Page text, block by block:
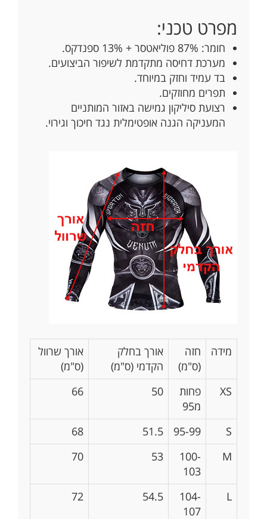
מפרט טכני:
חומר: 87% פוליאטסר + 13% ספנדקס.
מערכת דחיסה מתקדמת לשיפור הביצועים.
בד עמיד וחזק במיוחד.
תפרים מחוזקים.
רצועת סיליקון גמישה באזור המותניים
המעניקה הגנה אופטימלית נגד חיכוך וגירוי.
מידה
חזה
(ס"מ)
אורך בחלק
הקדמי (ס"מ)
אורך שרוול
(ס"מ)
XS
פחות
מ95
50
66
S
95-99
51.5
68
M
100-
103
53
70
L
104-
107
54.5
72